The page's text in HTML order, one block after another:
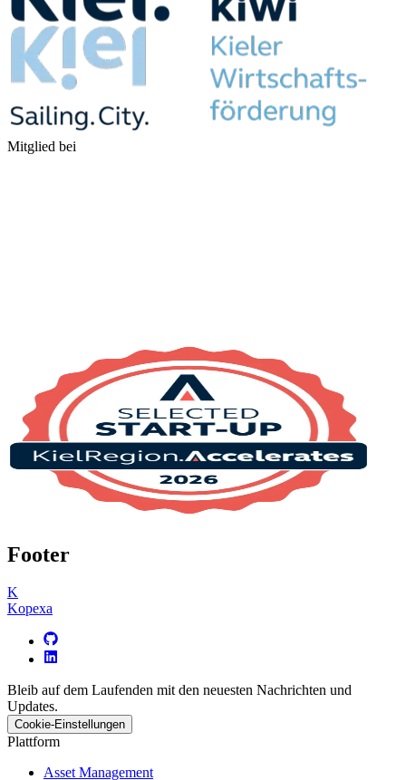
Mitglied bei
Footer
K
Kopexa
Bleib auf dem Laufenden mit den neuesten Nachrichten und
Updates.
Cookie-Einstellungen
Plattform
Asset Management